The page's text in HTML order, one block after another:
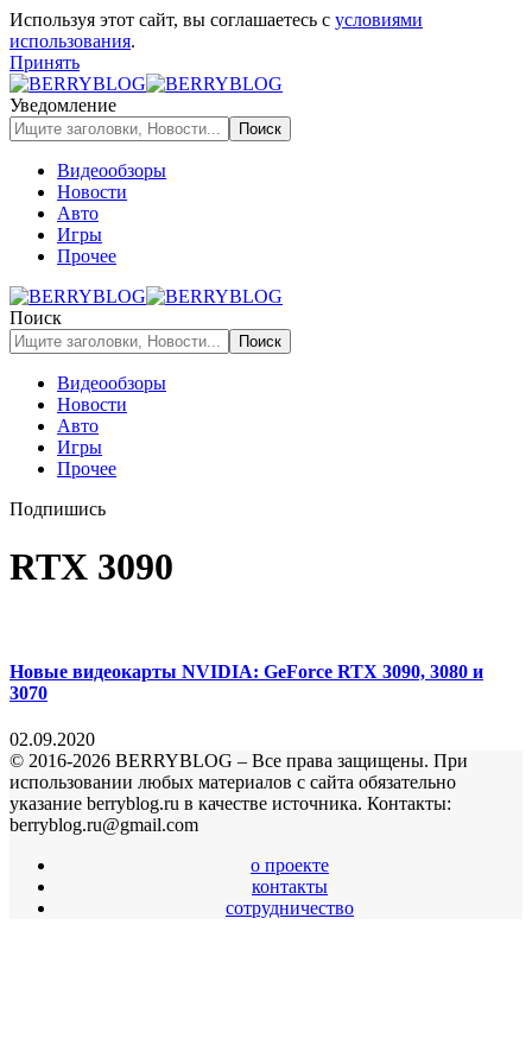
Используя этот сайт, вы соглашаетесь с условиями
использования.
Принять
Уведомление
Видеообзоры
Новости
Авто
Игры
Прочее
Поиск
Видеообзоры
Новости
Авто
Игры
Прочее
Подпишись
RTX 3090
Новые видеокарты NVIDIA: GeForce RTX 3090, 3080 и
3070
02.09.2020
© 2016-2026 BERRYBLOG – Все права защищены. При
использовании любых материалов с сайта обязательно
указание berryblog.ru в качестве источника. Контакты:
berryblog.ru@gmail.com
о проекте
контакты
сотрудничество